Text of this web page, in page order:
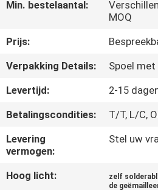
ONS
NIEUWS
OM EEN
CITAAT
Min. bestelaantal:
MOQ
Prijs:
Verpakking Details:
Spoel
Levertijd:
2-15
Betalingscondities:
T/T, L/C,
Levering
vermogen:
Stel uw
Hoog licht: zelf
de